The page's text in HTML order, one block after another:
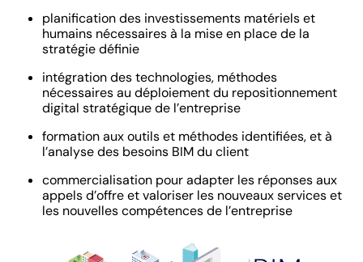
planification des investissements matériels et
humains nécessaires à la mise en place de la
stratégie définie
intégration des technologies, méthodes
nécessaires au déploiement du repositionnement
digital stratégique de l’entreprise
formation aux outils et méthodes identifiées, et à
l’analyse des besoins BIM du client
commercialisation pour adapter les réponses aux
appels d’offre et valoriser les nouveaux services et
les nouvelles compétences de l’entreprise